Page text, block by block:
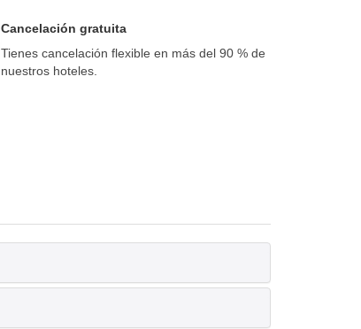
Cancelación gratuita
Tienes cancelación flexible en más del 90 % de
nuestros hoteles.